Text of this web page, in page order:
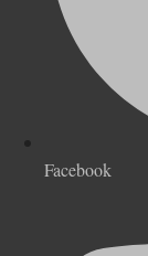
Facebook